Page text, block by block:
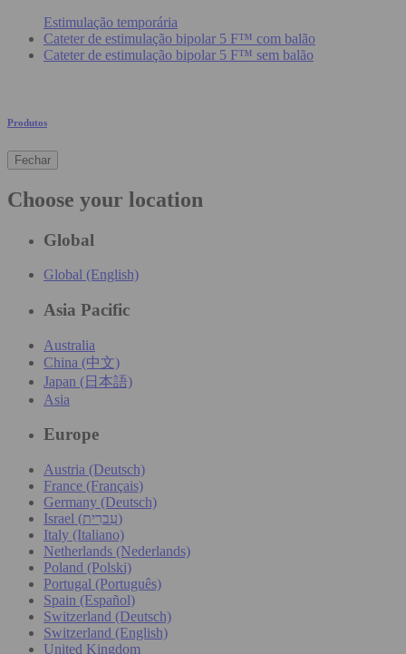
Estimulação temporária
Cateter de estimulação bipolar 5 F™ com balão
Cateter de estimulação bipolar 5 F™ sem balão
Produtos
Fechar
Choose your location
Global
Global (English)
Asia Pacific
Australia
China (中文)
Japan (日本語)
Asia
Europe
Austria (Deutsch)
France (Français)
Germany (Deutsch)
Israel (עִברִית)
Italy (Italiano)
Netherlands (Nederlands)
Poland (Polski)
Portugal (Português)
Spain (Español)
Switzerland (Deutsch)
Switzerland (English)
United Kingdom